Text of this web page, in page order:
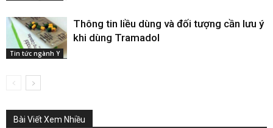
Tin tức ngành Y
Thông tin liều dùng và đối tượng cần lưu ý
khi dùng Tramadol
Bài Viết Xem Nhiều